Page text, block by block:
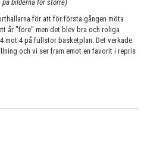
bilderna för större)
för att för första gången möta
år "före" men det blev bra och roliga
mot 4 på fullstor basketplan. Det verkade
och vi ser fram emot en favorit i repris